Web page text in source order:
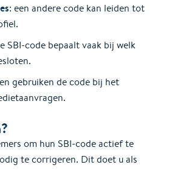
: een andere code kan leiden tot
SBI-code bepaalt vaak bij welk
gebruiken de code bij het
om hun SBI-code actief te
te corrigeren. Dit doet u als